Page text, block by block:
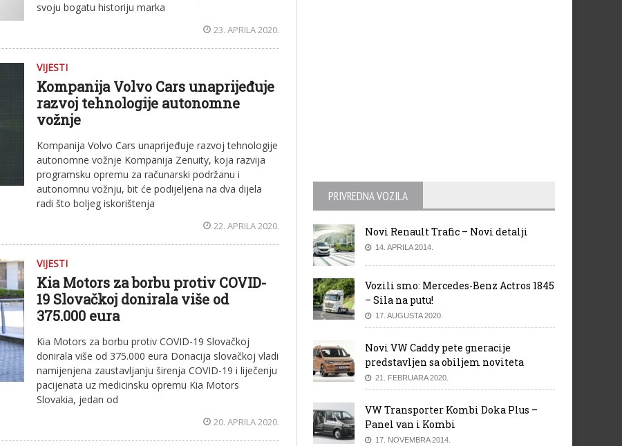
svoju bogatu historiju marka
23. APRILA 2020.
VIJESTI
Kompanija Volvo Cars unaprijeđuje
razvoj tehnologije autonomne
vožnje
Kompanija Volvo Cars unaprijeđuje razvoj tehnologije
autonomne vožnje Kompanija Zenuity, koja razvija
programsku opremu za računarski podržanu i
autonomnu vožnju, bit će podijeljena na dva dijela
radi što boljeg iskorištenja
22. APRILA 2020.
VIJESTI
Kia Motors za borbu protiv COVID-
19 Slovačkoj donirala više od
375.000 eura
Kia Motors za borbu protiv COVID-19 Slovačkoj
donirala više od 375.000 eura Donacija slovačkoj vladi
namijenjena zaustavljanju širenja COVID-19 i liječenju
pacijenata uz medicinsku opremu Kia Motors
Slovakia, jedan od
20. APRILA 2020.
PRIVREDNA VOZILA
Novi Renault Trafic – Novi detalji
14. APRILA 2014.
Vozili smo: Mercedes-Benz Actros 1845
– Sila na putu!
17. AUGUSTA 2020.
Novi VW Caddy pete gneracije
predstavljen sa obiljem noviteta
21. FEBRUARA 2020.
VW Transporter Kombi Doka Plus –
Panel van i Kombi
17. NOVEMBRA 2014.